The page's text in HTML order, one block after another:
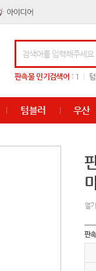
판촉물인기검색어 : 1
텀블러 우산
열
판